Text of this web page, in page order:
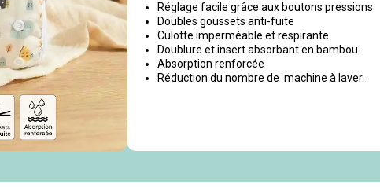
Réglage facile grâce aux boutons pressions
Doubles goussets anti-fuite
Culotte imperméable et respirante
Doublure et insert absorbant en bambou
Absorption renforcée
Réduction du nombre de machine à laver.